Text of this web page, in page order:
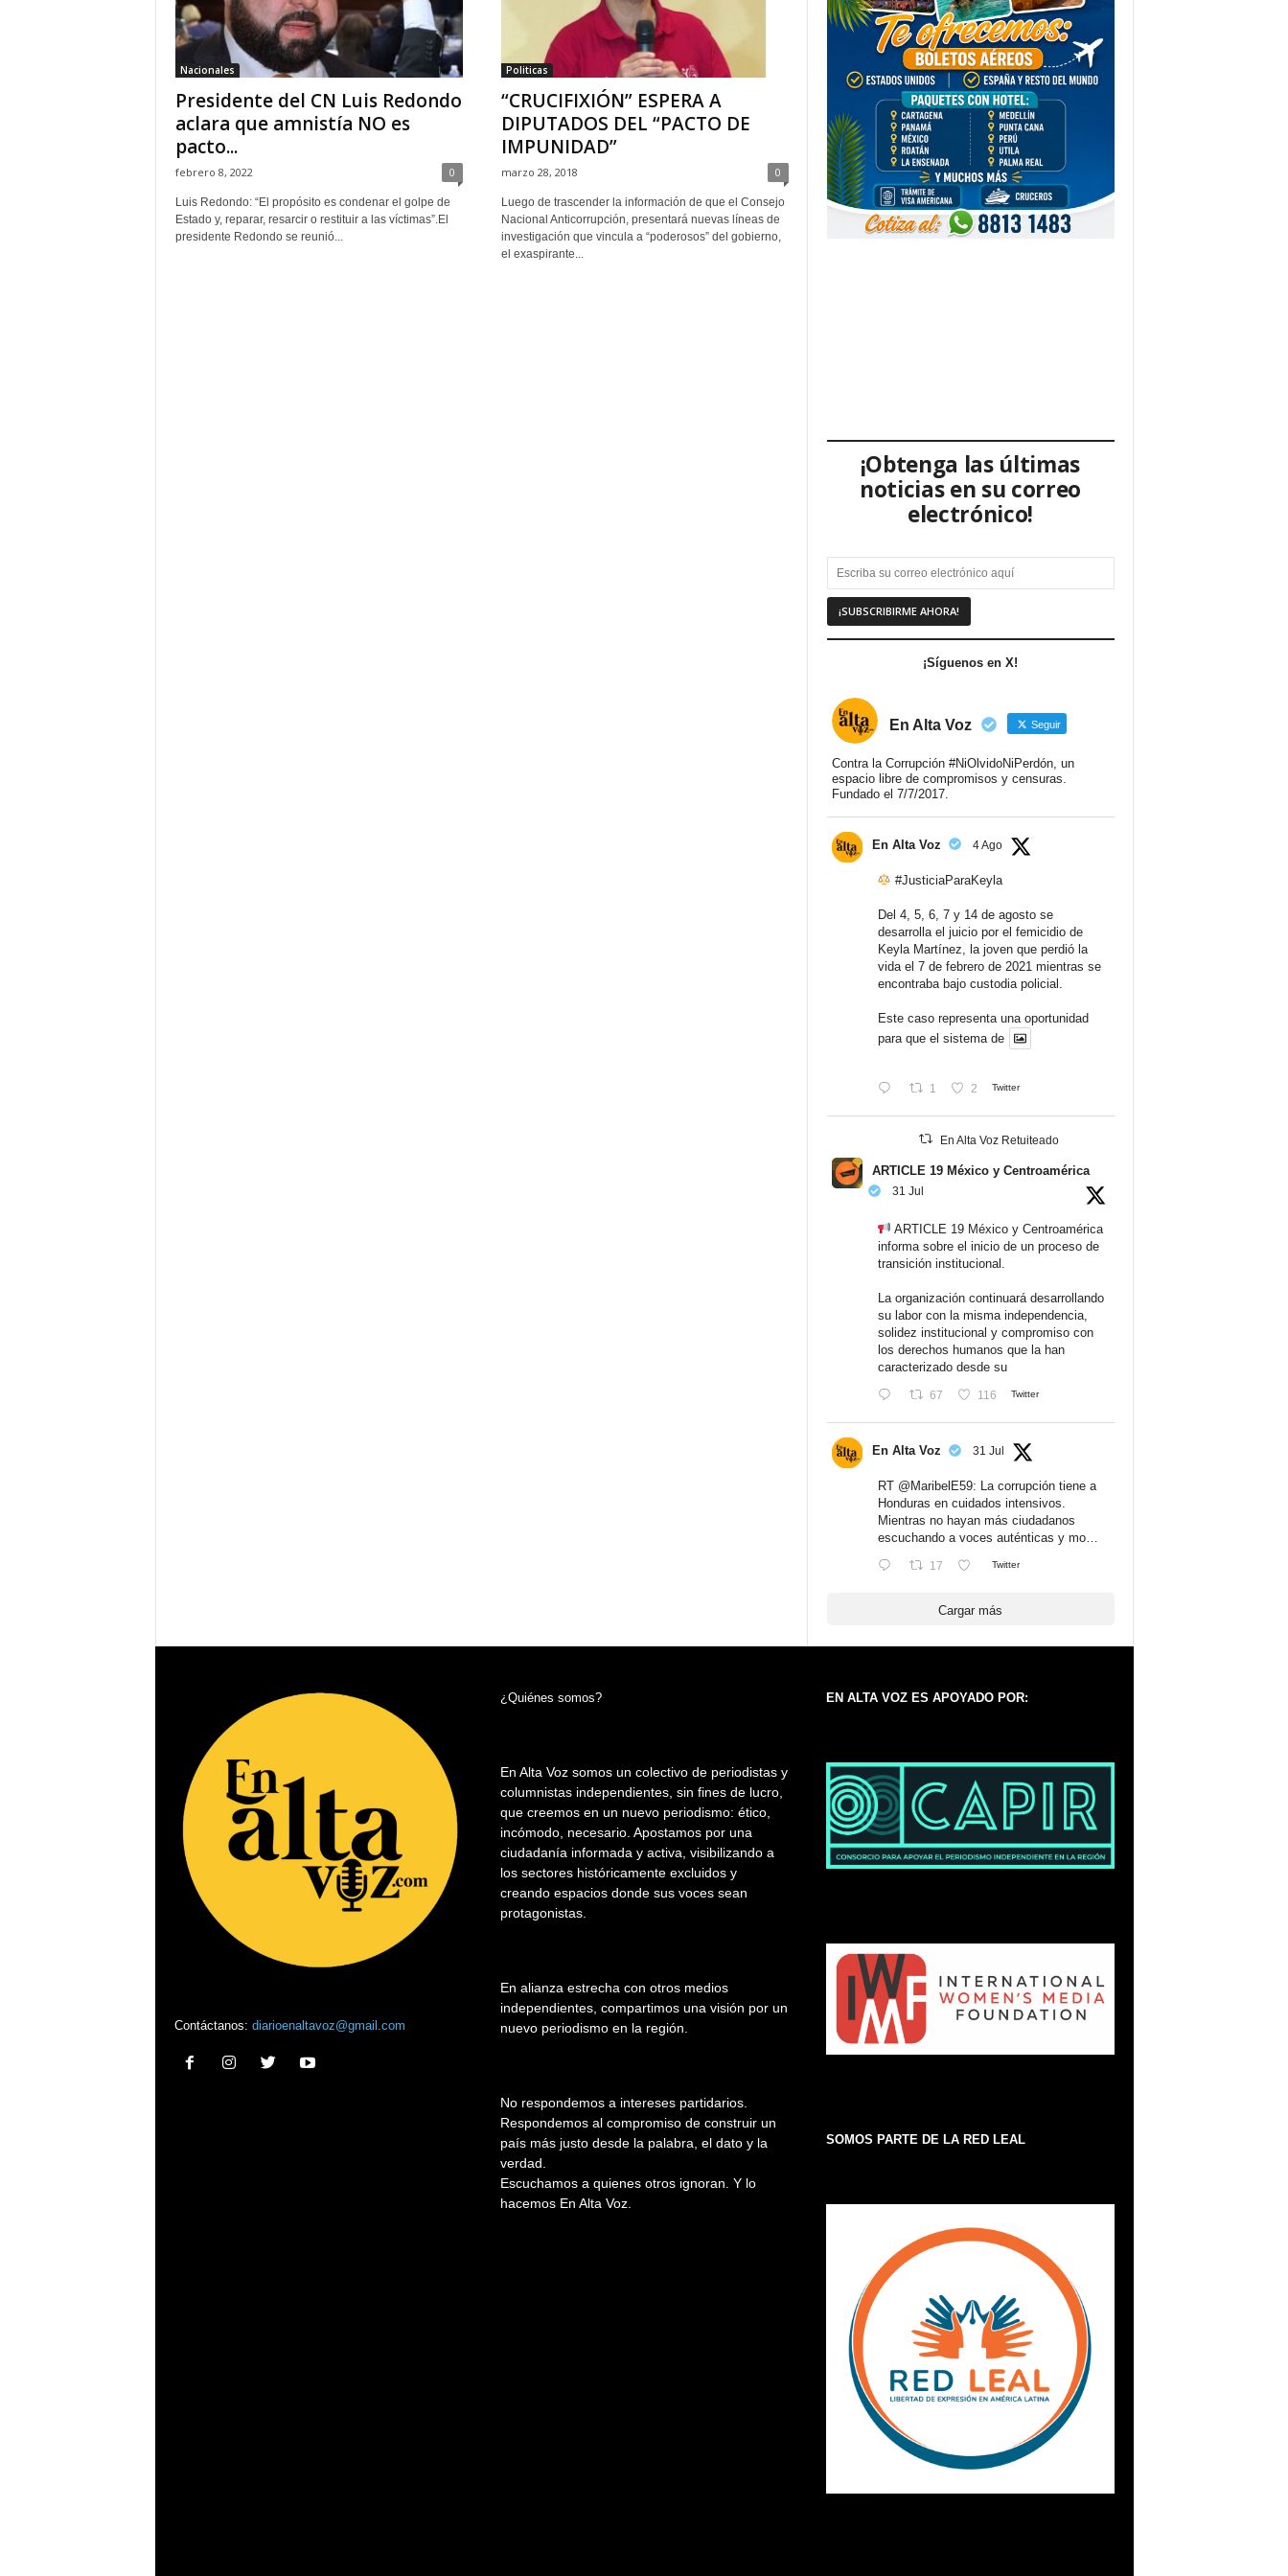
Nacionales
Presidente del CN Luis Redondo
aclara que amnistía NO es
pacto...
febrero 8, 2022 0
Luis Redondo: “El propósito es condenar el golpe de
Estado y, reparar, resarcir o restituir a las víctimas”.El
presidente Redondo se reunió...
Politicas
“CRUCIFIXIÓN” ESPERA A
DIPUTADOS DEL “PACTO DE
IMPUNIDAD”
marzo 28, 2018 0
Luego de trascender la información de que el Consejo
Nacional Anticorrupción, presentará nuevas líneas de
investigación que vincula a “poderosos” del gobierno,
el exaspirante...
¡Obtenga las últimas
noticias en su correo
electrónico!
¡Síguenos en X!
En Alta Voz Seguir
Contra la Corrupción #NiOlvidoNiPerdón, un
espacio libre de compromisos y censuras.
Fundado el 7/7/2017.
En Alta Voz 4 Ago
#JusticiaParaKeyla
Del 4, 5, 6, 7 y 14 de agosto se
desarrolla el juicio por el femicidio de
Keyla Martínez, la joven que perdió la
vida el 7 de febrero de 2021 mientras se
encontraba bajo custodia policial.
Este caso representa una oportunidad
para que el sistema de
1 2 Twitter
En Alta Voz Retuiteado
ARTICLE 19 México y Centroamérica
31 Jul
ARTICLE 19 México y Centroamérica
informa sobre el inicio de un proceso de
transición institucional.
La organización continuará desarrollando
su labor con la misma independencia,
solidez institucional y compromiso con
los derechos humanos que la han
caracterizado desde su
67 116 Twitter
En Alta Voz 31 Jul
RT @MaribelE59: La corrupción tiene a
Honduras en cuidados intensivos.
Mientras no hayan más ciudadanos
escuchando a voces auténticas y mo…
17 Twitter
Cargar más
Contáctanos: diarioenaltavoz@gmail.com
¿Quiénes somos?
En Alta Voz somos un colectivo de periodistas y
columnistas independientes, sin fines de lucro,
que creemos en un nuevo periodismo: ético,
incómodo, necesario. Apostamos por una
ciudadanía informada y activa, visibilizando a
los sectores históricamente excluidos y
creando espacios donde sus voces sean
protagonistas.
En alianza estrecha con otros medios
independientes, compartimos una visión por un
nuevo periodismo en la región.
No respondemos a intereses partidarios.
Respondemos al compromiso de construir un
país más justo desde la palabra, el dato y la
verdad.
Escuchamos a quienes otros ignoran. Y lo
hacemos En Alta Voz.
EN ALTA VOZ ES APOYADO POR:
SOMOS PARTE DE LA RED LEAL